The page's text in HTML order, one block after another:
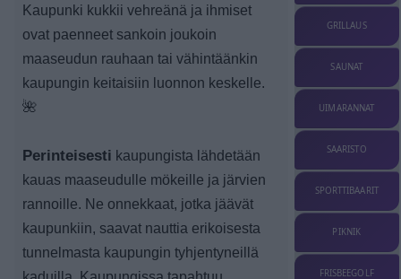
Kaupunki kukkii vehreänä ja ihmiset
ovat paenneet sankoin joukoin
maaseudun rauhaan tai vähintäänkin
kaupungin keitaisiin luonnon keskelle.
🌺
Perinteisesti kaupungista lähdetään
kauas maaseudulle mökeille ja järvien
rannoille. Ne onnekkaat, jotka jäävät
kaupunkiin, saavat nauttia erikoisesta
tunnelmasta kaupungin tyhjentyneillä
GRILLAUS
SAUNAT
UIMARANNAT
SAARISTO
SPORTTIBAARIT
PIKNIK
FRISBEEGOLF